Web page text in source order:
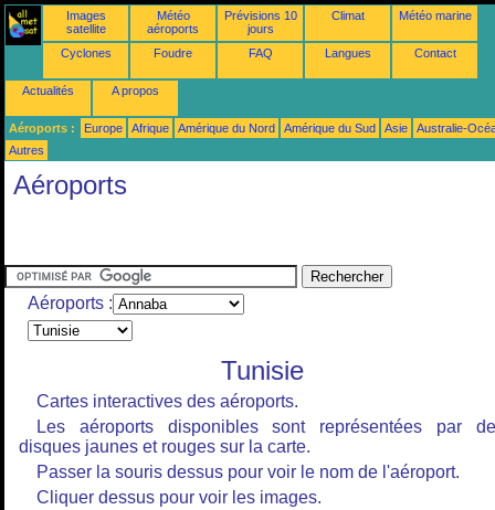
Images
satellite
Météo
aéroports
Prévisions 10
jours
Climat Météo marine
Cyclones Foudre FAQ Langues Contact
Actualités A propos
Aéroports : Europe Afrique Amérique du Nord Amérique du Sud Asie
Australie-
Autres
Aéroports
Aéroports :
Tunisie
Cartes interactives des aéroports.
Les aéroports disponibles sont représentées par
disques jaunes et rouges sur la carte.
Passer la souris dessus pour voir le nom de l'aéroport.
Cliquer dessus pour voir les images.